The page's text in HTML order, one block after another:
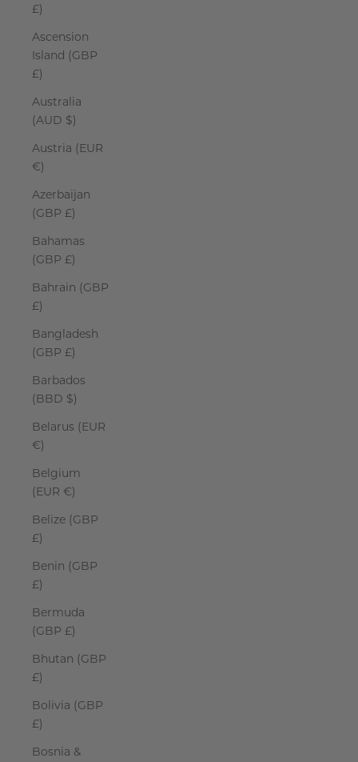
£)
Ascension
Island (GBP
£)
Australia
(AUD $)
Austria (EUR
€)
Azerbaijan
(GBP £)
Bahamas
(GBP £)
Bahrain (GBP
£)
Bangladesh
(GBP £)
Barbados
(BBD $)
Belarus (EUR
€)
Belgium
(EUR €)
Belize (GBP
£)
Benin (GBP
£)
Bermuda
(GBP £)
Bhutan (GBP
£)
Bolivia (GBP
£)
Bosnia &